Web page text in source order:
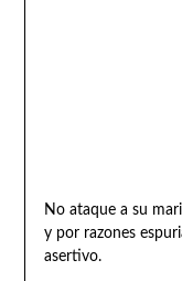
No ataque a su
y por razones
asertivo.